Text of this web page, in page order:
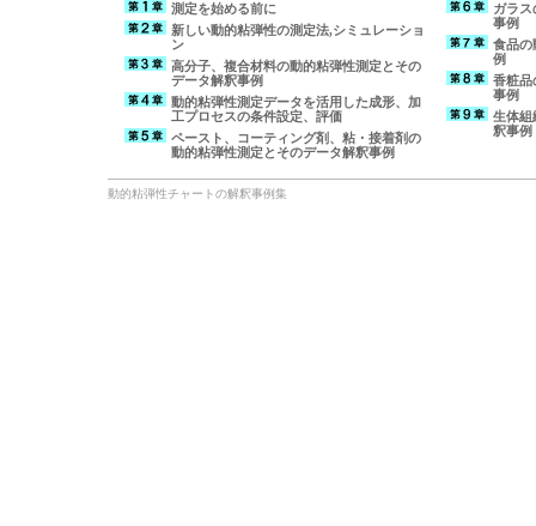
測定を始める前に
新しい動的粘弾性の測定法,シミュレーショ
ン
高分子、複合材料の動的粘弾性測定とその
データ解釈事例
動的粘弾性測定データを活用した成形、加
工プロセスの条件設定、評価
ペースト、コーティング剤、粘・接着剤の
動的粘弾性測定とそのデータ解釈事例
ガラ
事例
食品の
例
香粧品
事例
生体組
釈事例
動的粘弾性チャートの解釈事例集